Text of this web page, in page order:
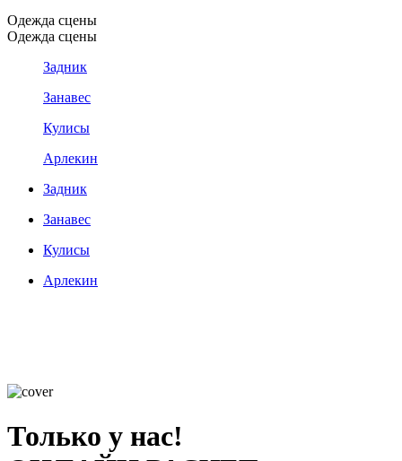
Одежда сцены
Одежда сцены
Задник
Занавес
Кулисы
Арлекин
Задник
Занавес
Кулисы
Арлекин
Только у нас!